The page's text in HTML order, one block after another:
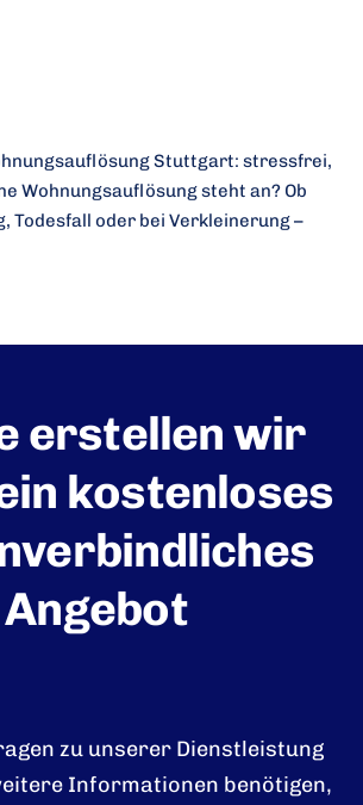
Stuttgart: stressfrei,
Wohnungsauflösung steht an? Ob
Todesfall oder bei Verkleinerung –
erstellen wir
kostenloses
Angebot
zu unserer Dienstleistung
Informationen benötigen,